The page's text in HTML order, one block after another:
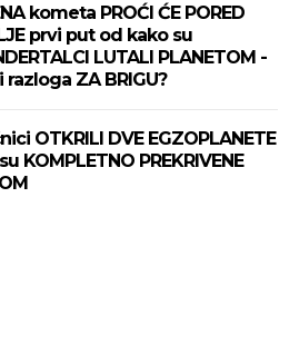
kometa PROĆI ĆE PORED
prvi put od kako su
LUTALI PLANETOM -
razloga ZA BRIGU?
OTKRILI DVE EGZOPLANETE
KOMPLETNO PREKRIVENE